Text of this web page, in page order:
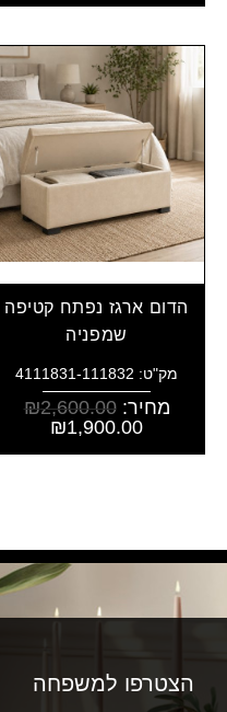
הדום ארגז נפתח קטיפה
שמפניה
מק"ט: 4111831-111832
מחיר: ₪2,600.00
₪1,900.00
הצטרפו למשפחה